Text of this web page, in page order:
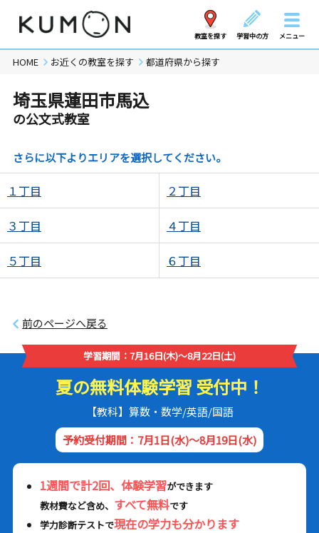
教室を探す 学習中の方 メニュー
HOME お近くの教室を探す 都道府県から探す
埼玉県蓮田市馬込
の公文式教室
さらに以下よりエリアを選択してください。
１丁目 ２丁目
３丁目 ４丁目
５丁目 ６丁目
前のページへ戻る
学習期間：7月16日(木)～8月22日(土)
夏の無料体験学習 受付中！
【教科】算数・数学/英語/国語
予約受付期間：7月1日(水)～8月19日(水)
1週間で計2回、体験学習ができます
教材費など含め、 すべて無料です
学力診断テストで現在の学力も分かります